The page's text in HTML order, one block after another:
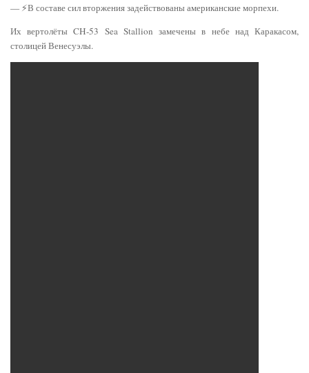
— ⚡️В составе сил вторжения задействованы американские морпехи.
Их вертолёты CH-53 Sea Stallion замечены в небе над Каракасом,
столицей Венесуэлы.